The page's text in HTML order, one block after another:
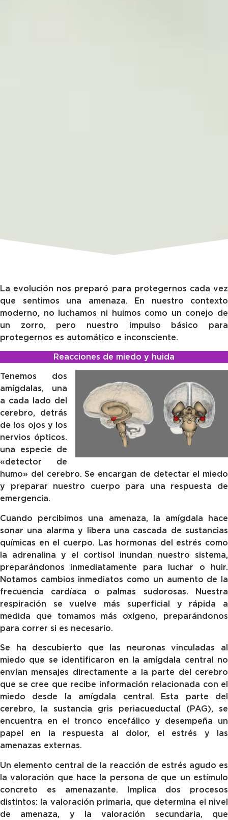
La evolución nos preparó para protegernos cada vez
que sentimos una amenaza. En nuestro contexto
moderno, no luchamos ni huimos como un conejo de
un zorro, pero nuestro impulso básico para
protegernos es automático e inconsciente.
Reacciones de miedo y huida
Tenemos dos
amígdalas, una
a cada lado del
cerebro, detrás
de los ojos y los
nervios ópticos.
una especie de
«detector de
humo» del cerebro. Se encargan de detectar el miedo
y preparar nuestro cuerpo para una respuesta de
emergencia.
Cuando percibimos una amenaza, la amígdala hace
sonar una alarma y libera una cascada de sustancias
químicas en el cuerpo. Las hormonas del estrés como
la adrenalina y el cortisol inundan nuestro sistema,
preparándonos inmediatamente para luchar o huir.
Notamos cambios inmediatos como un aumento de la
frecuencia cardíaca o palmas sudorosas. Nuestra
respiración se vuelve más superficial y rápida a
medida que tomamos más oxígeno, preparándonos
para correr si es necesario.
Se ha descubierto que las neuronas vinculadas al
miedo que se identificaron en la amígdala central no
envían mensajes directamente a la parte del cerebro
que se cree que recibe información relacionada con el
miedo desde la amígdala central. Esta parte del
cerebro, la sustancia gris periacueductal (PAG), se
encuentra en el tronco encefálico y desempeña un
papel en la respuesta al dolor, el estrés y las
amenazas externas.
Un elemento central de la reacción de estrés agudo es
la valoración que hace la persona de que un estímulo
concreto es amenazante. Implica dos procesos
distintos: la valoración primaria, que determina el nivel
de amenaza, y la valoración secundaria, que